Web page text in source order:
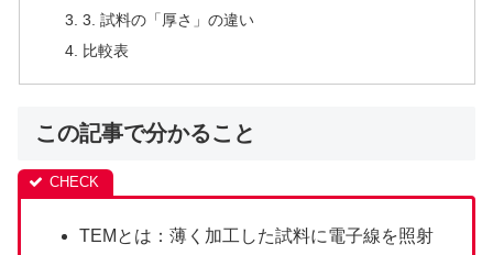
3. 試料の「厚さ」の違い
比較表
この記事で分かること
TEMとは：薄く加工した試料に電子線を照射